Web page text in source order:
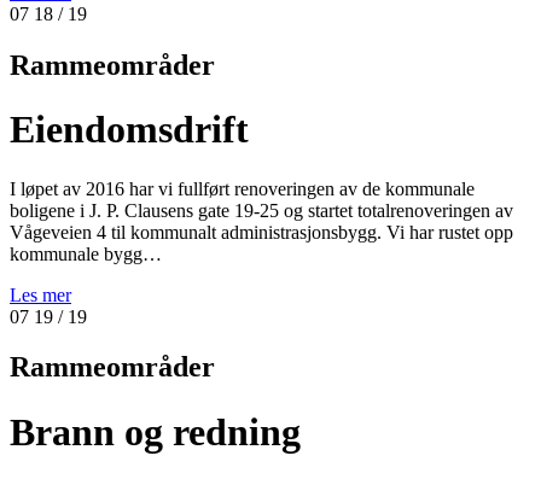
07 18 / 19
Rammeområder
Eiendomsdrift
I løpet av 2016 har vi fullført renoveringen av de kommunale
boligene i J. P. Clausens gate 19-25 og startet totalrenoveringen av
Vågeveien 4 til kommunalt administrasjonsbygg. Vi har rustet opp
kommunale bygg…
Les mer
07 19 / 19
Rammeområder
Brann og redning